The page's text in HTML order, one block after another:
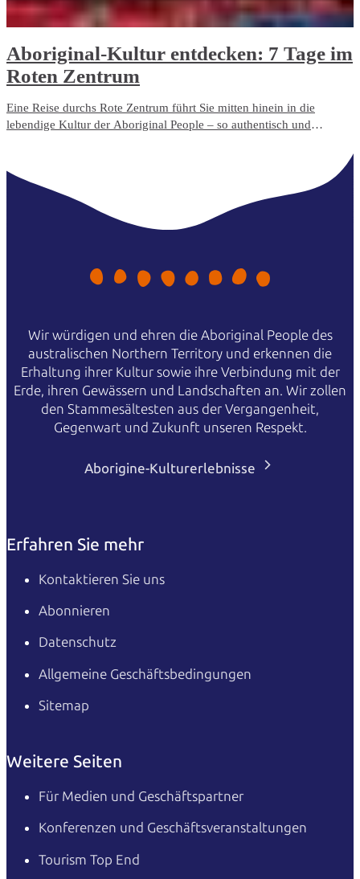
Aboriginal-Kultur entdecken: 7 Tage im
Roten Zentrum
Eine Reise durchs Rote Zentrum führt Sie mitten hinein in die
lebendige Kultur der Aboriginal People – so authentisch und
Wir würdigen und ehren die Aboriginal People des
australischen Northern Territory und erkennen die
Erhaltung ihrer Kultur sowie ihre Verbindung mit der
Erde, ihren Gewässern und Landschaften an. Wir zollen
den Stammesältesten aus der Vergangenheit,
Gegenwart und Zukunft unseren Respekt.
Aborigine-Kulturerlebnisse
Erfahren Sie mehr
Kontaktieren Sie uns
Abonnieren
Datenschutz
Allgemeine Geschäftsbedingungen
Sitemap
Weitere Seiten
Für Medien und Geschäftspartner
Konferenzen und Geschäftsveranstaltungen
Tourism Top End